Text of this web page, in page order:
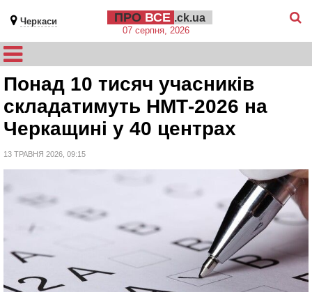
Черкаси ПРО ВСЕ .ck.ua
07 серпня, 2026
Понад 10 тисяч учасників
складатимуть НМТ-2026 на
Черкащині у 40 центрах
13 ТРАВНЯ 2026, 09:15